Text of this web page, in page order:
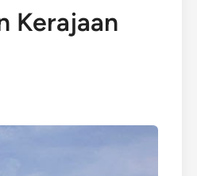
Kerajaan